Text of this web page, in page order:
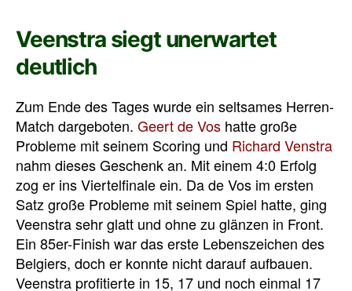
Veenstra siegt unerwartet
deutlich
Zum Ende des Tages wurde ein seltsames Herren-
Match dargeboten. Geert de Vos hatte große
Probleme mit seinem Scoring und Richard Venstra
nahm dieses Geschenk an. Mit einem 4:0 Erfolg
zog er ins Viertelfinale ein. Da de Vos im ersten
Satz große Probleme mit seinem Spiel hatte, ging
Veenstra sehr glatt und ohne zu glänzen in Front.
Ein 85er-Finish war das erste Lebenszeichen des
Belgiers, doch er konnte nicht darauf aufbauen.
Veenstra profitierte in 15, 17 und noch einmal 17